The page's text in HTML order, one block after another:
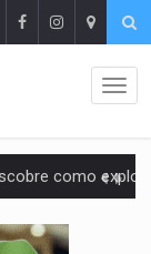
na traseira de
com frango virou o meu